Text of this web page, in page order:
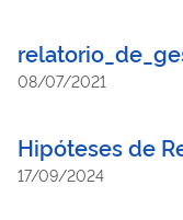
08/07/2021
Hipóteses de
17/09/2024